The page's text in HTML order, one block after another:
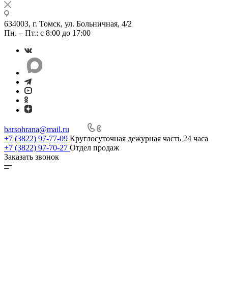
634003, г. Томск, ул. Больничная, 4/2
Пн. – Пт.: с 8:00 до 17:00
barsohrana@mail.ru
+7 (3822) 97-77-09 Круглосуточная дежурная часть 24 часа
+7 (3822) 97-70-27 Отдел продаж
Заказать звонок